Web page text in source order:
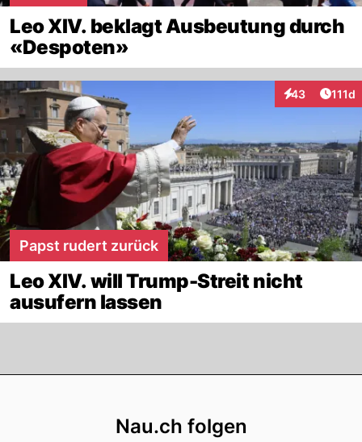
Leo XIV. beklagt Ausbeutung durch
«Despoten»
43
Interaktionen
111d
Papst rudert zurück
Leo XIV. will Trump-Streit nicht
ausufern lassen
Nau.ch folgen